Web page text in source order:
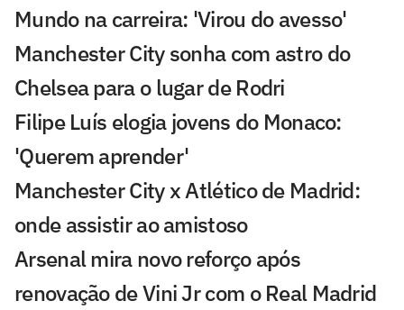
Mundo na carreira: 'Virou do avesso'
Manchester City sonha com astro do
Chelsea para o lugar de Rodri
Filipe Luís elogia jovens do Monaco:
'Querem aprender'
Manchester City x Atlético de Madrid:
onde assistir ao amistoso
Arsenal mira novo reforço após
renovação de Vini Jr com o Real Madrid